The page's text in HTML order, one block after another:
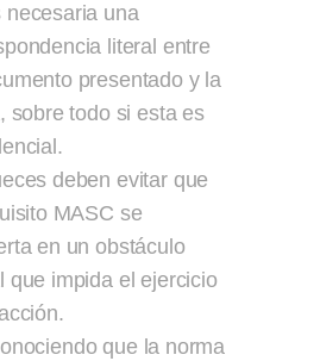
necesaria una
literal entre
presentado y la
sobre todo si esta es
deben evitar que
MASC se
en un obstáculo
que impida el ejercicio
que la norma